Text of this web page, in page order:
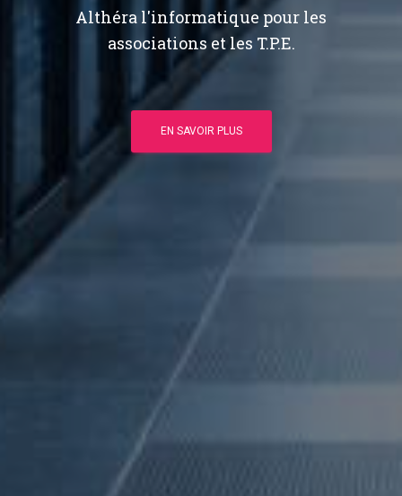
Althéra l'informatique pour les
associations et les T.P.E.
EN SAVOIR PLUS